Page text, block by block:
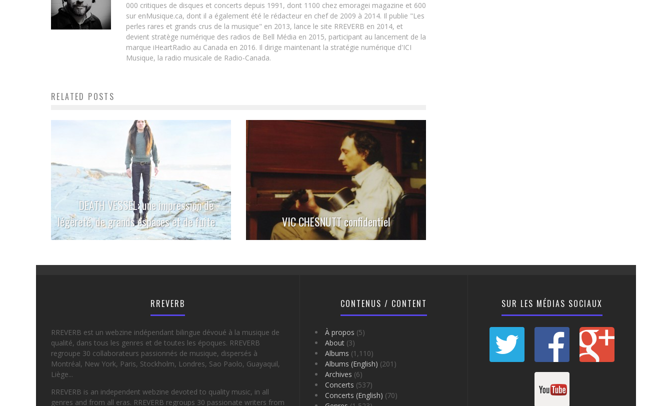
000 critiques de disques et concerts depuis 1991, dont 1100 chez emoragei magazine et 600
sur enMusique.ca, dont il a également été le rédacteur en chef de 2009 à 2014. Il publie "Les
perles rares et grands crus de la musique" en 2013, lance le site RREVERB en 2014, et
devient stratège numérique des radios de Bell Média en 2015, participant au lancement de la
marque iHeartRadio au Canada en 2016. Il dirige maintenant la stratégie numérique d'ICI
Musique, la radio musicale de Radio-Canada.
RELATED POSTS
DEATH VESSEL: une impression de
légèreté, de grands espaces et de fuite
VIC CHESNUTT confidentiel
RREVERB
RREVERB est un webzine indépendant bilingue dévoué à la musique de
qualité, dans tous les genres et de toutes les époques. RREVERB
regroupe 30 collaborateurs passionnés de musique, dispersés à
Montréal, New York, Paris, Stockholm, Londres, Sao Paolo, Guayaquil,
Liège...
RREVERB is an independent webzine devoted to quality music, in all
genres and from all eras. RREVERB regroups 30 passionate writers from
CONTENUS / CONTENT
À propos (5)
About (3)
Albums (1,110)
Albums (English) (201)
Archives (6)
Concerts (537)
Concerts (English) (70)
SUR LES MÉDIAS SOCIAUX